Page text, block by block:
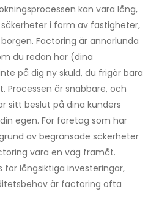
kan vara lång,
i form av fastigheter,
Factoring är annorlunda
du redan har (dina
på dig ny skuld, du frigör bara
Processen är snabbare, och
sitt beslut på dina kunders
egen. För företag som har
av begränsade säkerheter
vara en väg framåt.
för långsiktiga investeringar,
är factoring ofta